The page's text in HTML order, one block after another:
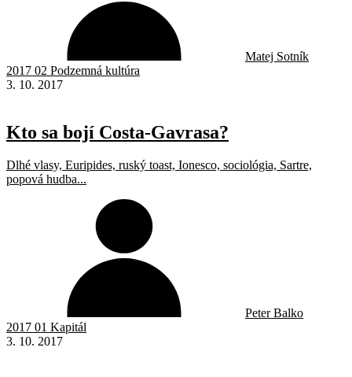
Matej Sotník
2017 02 Podzemná kultúra
3. 10. 2017
Kto sa bojí Costa-Gavrasa?
Dlhé vlasy, Euripides, ruský toast, Ionesco, sociológia, Sartre,
popová hudba...
Peter Balko
2017 01 Kapitál
3. 10. 2017